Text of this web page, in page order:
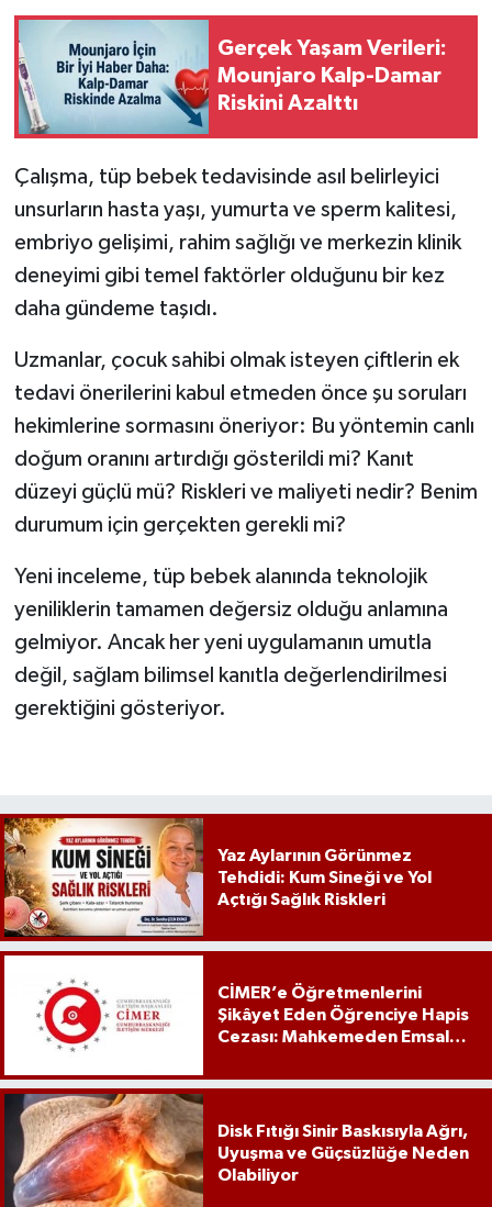
Gerçek Yaşam Verileri:
Mounjaro Kalp-Damar
Riskini Azalttı
Çalışma, tüp bebek tedavisinde asıl belirleyici
unsurların hasta yaşı, yumurta ve sperm kalitesi,
embriyo gelişimi, rahim sağlığı ve merkezin klinik
deneyimi gibi temel faktörler olduğunu bir kez
daha gündeme taşıdı.
Uzmanlar, çocuk sahibi olmak isteyen çiftlerin ek
tedavi önerilerini kabul etmeden önce şu soruları
hekimlerine sormasını öneriyor: Bu yöntemin canlı
doğum oranını artırdığı gösterildi mi? Kanıt
düzeyi güçlü mü? Riskleri ve maliyeti nedir? Benim
durumum için gerçekten gerekli mi?
Yeni inceleme, tüp bebek alanında teknolojik
yeniliklerin tamamen değersiz olduğu anlamına
gelmiyor. Ancak her yeni uygulamanın umutla
değil, sağlam bilimsel kanıtla değerlendirilmesi
gerektiğini gösteriyor.
Yaz Aylarının Görünmez
Tehdidi: Kum Sineği ve Yol
Açtığı Sağlık Riskleri
CİMER’e Öğretmenlerini
Şikâyet Eden Öğrenciye Hapis
Cezası: Mahkemeden Emsal
Disk Fıtığı Sinir Baskısıyla Ağrı,
Uyuşma ve Güçsüzlüğe Neden
Olabiliyor